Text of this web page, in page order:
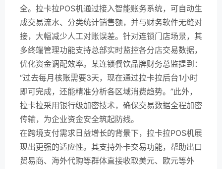
全。拉卡拉POS机通过接入智能账务系统，可自动生
成交易流水、分类统计销售额，并与财务软件无缝对
接，大幅减少人工对账误差。针对连锁门店场景，其
多终端管理功能支持总部实时监控各分店交易数据，
优化资金调配效率。某连锁餐饮品牌财务总监提到：
“过去每月核账需要3天，现在通过拉卡拉后台1小时
即可完成，还能精准分析各区域消费趋势。”此外，
拉卡拉采用银行级加密技术，确保交易数据全程加密
传输，为企业资金安全筑起防线。
在跨境支付需求日益增长的背景下，拉卡拉POS机展
现出更强的适应性。其支持外卡交易功能，帮助出口
贸易商、海外代购等群体直接收取美元、欧元等外